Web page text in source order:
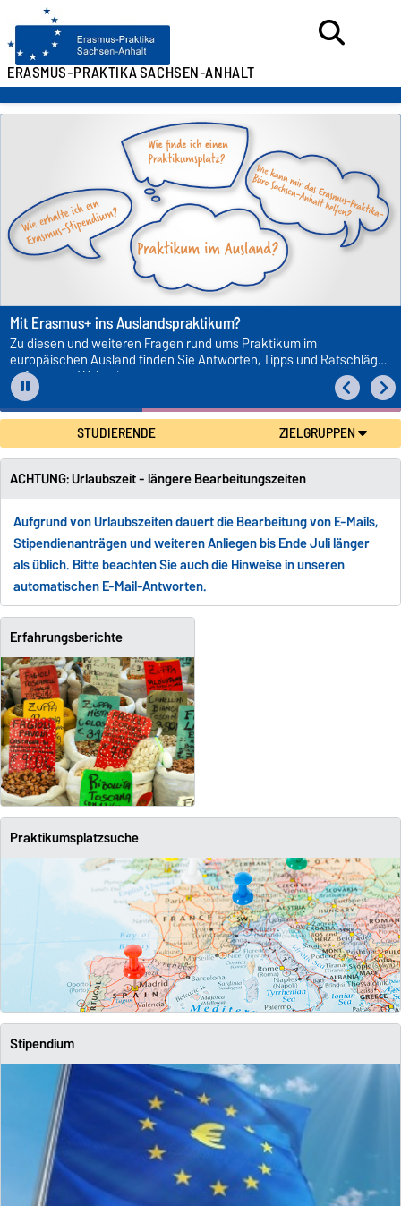
ERASMUS-PRAKTIKASACHSEN-ANHALT
Mit Erasmus+ ins Auslandspraktikum?
Zu diesen und weiteren Fragen rund ums Praktikum im
europäischen Ausland finden Sie Antworten, Tipps und Ratschläge
auf unserer Webseite.
STUDIERENDE ZIELGRUPPEN
ACHTUNG: Urlaubszeit - längere Bearbeitungszeiten
Aufgrund von Urlaubszeiten dauert die Bearbeitung von E-Mails,
Stipendienanträgen und weiteren Anliegen bis Ende Juli länger
als üblich. Bitte beachten Sie auch die Hinweise in unseren
automatischen E-Mail-Antworten.
Erfahrungsberichte
Praktikumsplatzsuche
Stipendium